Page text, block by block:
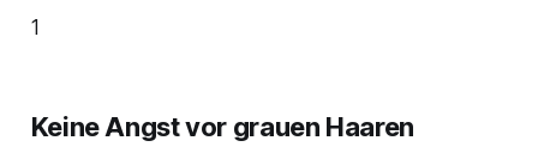
1
Keine Angst vor grauen Haaren